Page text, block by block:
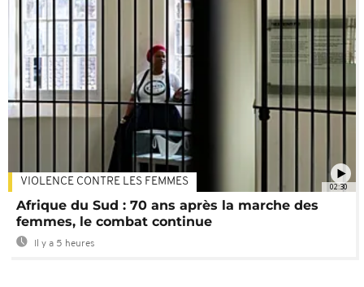
02:30
VIOLENCE CONTRE LES FEMMES
Afrique du Sud : 70 ans après la marche des
femmes, le combat continue
Il y a 5 heures